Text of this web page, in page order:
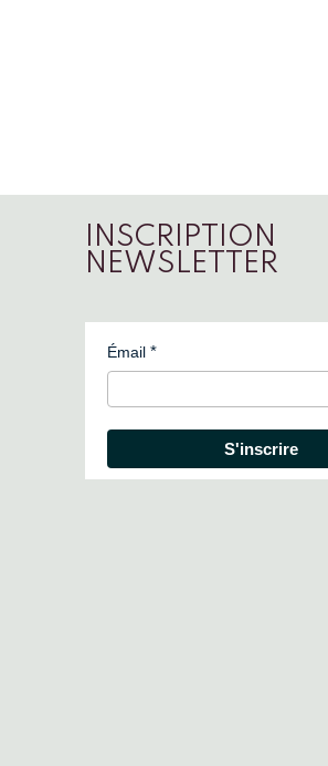
INSCRIPTION
NEWSLETTER
Émail
S'inscrire